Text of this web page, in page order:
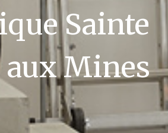
Sainte
Mines